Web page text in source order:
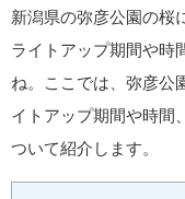
新潟県の弥彦公園の桜
ライトアップ期間や時
ね。ここでは、弥彦公
イトアップ期間や時間
ついて紹介します。